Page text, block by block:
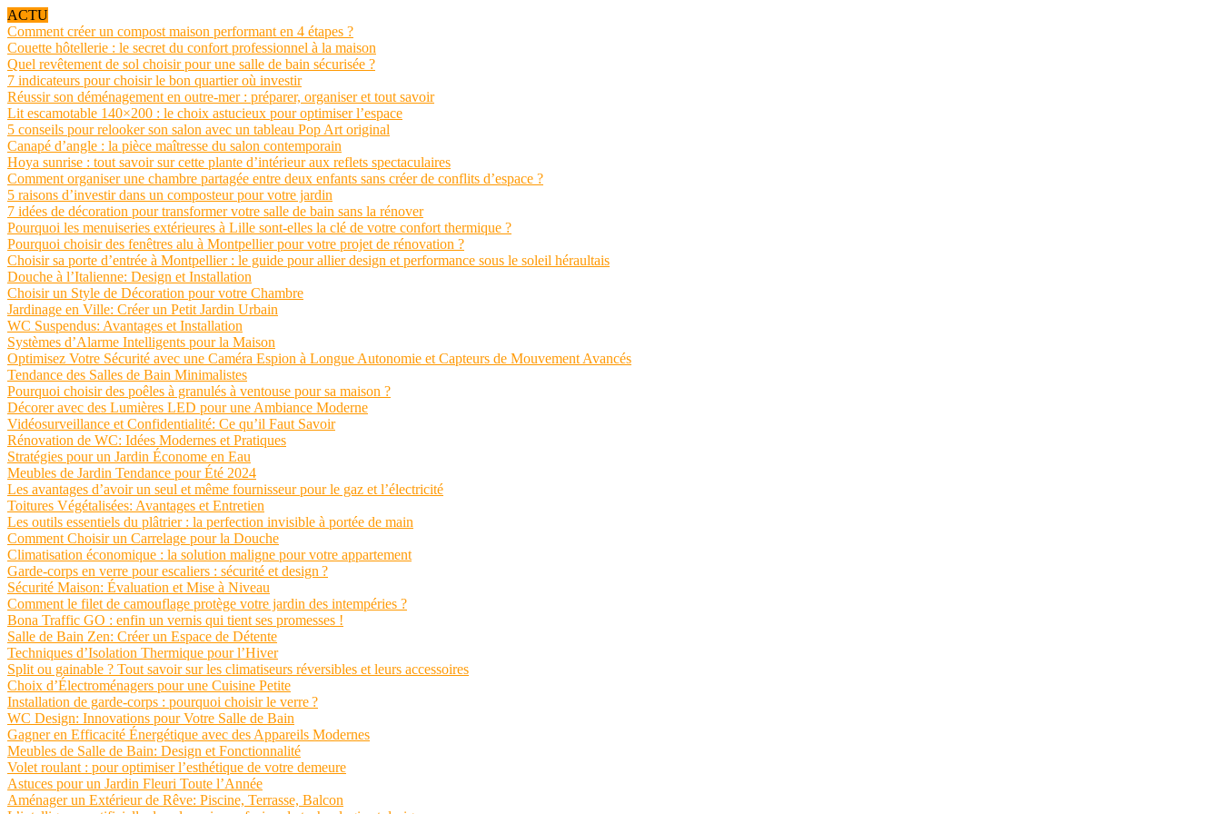
ACTU
Comment créer un compost maison performant en 4 étapes ?
Couette hôtellerie : le secret du confort professionnel à la maison
Quel revêtement de sol choisir pour une salle de bain sécurisée ?
7 indicateurs pour choisir le bon quartier où investir
Réussir son déménagement en outre-mer : préparer, organiser et tout savoir
Lit escamotable 140×200 : le choix astucieux pour optimiser l’espace
5 conseils pour relooker son salon avec un tableau Pop Art original
Canapé d’angle : la pièce maîtresse du salon contemporain
Hoya sunrise : tout savoir sur cette plante d’intérieur aux reflets spectaculaires
Comment organiser une chambre partagée entre deux enfants sans créer de conflits d’espace ?
5 raisons d’investir dans un composteur pour votre jardin
7 idées de décoration pour transformer votre salle de bain sans la rénover
Pourquoi les menuiseries extérieures à Lille sont-elles la clé de votre confort thermique ?
Pourquoi choisir des fenêtres alu à Montpellier pour votre projet de rénovation ?
Choisir sa porte d’entrée à Montpellier : le guide pour allier design et performance sous le soleil héraultais
Douche à l’Italienne: Design et Installation
Choisir un Style de Décoration pour votre Chambre
Jardinage en Ville: Créer un Petit Jardin Urbain
WC Suspendus: Avantages et Installation
Systèmes d’Alarme Intelligents pour la Maison
Optimisez Votre Sécurité avec une Caméra Espion à Longue Autonomie et Capteurs de Mouvement Avancés
Tendance des Salles de Bain Minimalistes
Pourquoi choisir des poêles à granulés à ventouse pour sa maison ?
Décorer avec des Lumières LED pour une Ambiance Moderne
Vidéosurveillance et Confidentialité: Ce qu’il Faut Savoir
Rénovation de WC: Idées Modernes et Pratiques
Stratégies pour un Jardin Économe en Eau
Meubles de Jardin Tendance pour Été 2024
Les avantages d’avoir un seul et même fournisseur pour le gaz et l’électricité
Toitures Végétalisées: Avantages et Entretien
Les outils essentiels du plâtrier : la perfection invisible à portée de main
Comment Choisir un Carrelage pour la Douche
Climatisation économique : la solution maligne pour votre appartement
Garde-corps en verre pour escaliers : sécurité et design ?
Sécurité Maison: Évaluation et Mise à Niveau
Comment le filet de camouflage protège votre jardin des intempéries ?
Bona Traffic GO : enfin un vernis qui tient ses promesses !
Salle de Bain Zen: Créer un Espace de Détente
Techniques d’Isolation Thermique pour l’Hiver
Split ou gainable ? Tout savoir sur les climatiseurs réversibles et leurs accessoires
Choix d’Électroménagers pour une Cuisine Petite
Installation de garde-corps : pourquoi choisir le verre ?
WC Design: Innovations pour Votre Salle de Bain
Gagner en Efficacité Énergétique avec des Appareils Modernes
Meubles de Salle de Bain: Design et Fonctionnalité
Volet roulant : pour optimiser l’esthétique de votre demeure
Astuces pour un Jardin Fleuri Toute l’Année
Aménager un Extérieur de Rêve: Piscine, Terrasse, Balcon